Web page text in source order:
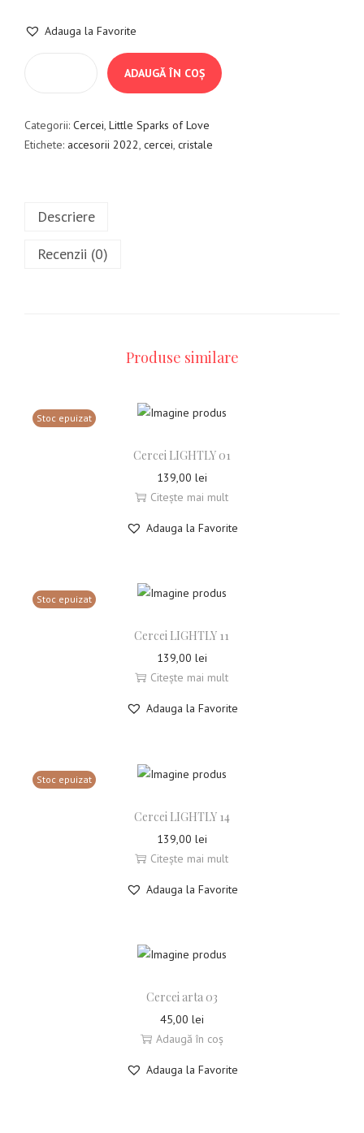
Adauga la Favorite
ADAUGĂ ÎN COȘ
Categorii: Cercei, Little Sparks of Love
Etichete: accesorii 2022, cercei, cristale
Descriere
Recenzii (0)
Produse similare
Stoc epuizat
Cercei LIGHTLY 01
139,00 lei
Citește mai mult
Adauga la Favorite
Stoc epuizat
Cercei LIGHTLY 11
139,00 lei
Citește mai mult
Adauga la Favorite
Stoc epuizat
Cercei LIGHTLY 14
139,00 lei
Citește mai mult
Adauga la Favorite
Cercei arta 03
45,00 lei
Adaugă în coș
Adauga la Favorite